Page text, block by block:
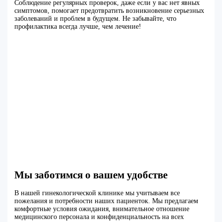
Соблюдение регулярных проверок, даже если у вас нет явных
симптомов, помогает предотвратить возникновение серьезных
заболеваний и проблем в будущем. Не забывайте, что
профилактика всегда лучше, чем лечение!
Мы заботимся о вашем удобстве
В нашей гинекологической клинике мы учитываем все
пожелания и потребности наших пациенток. Мы предлагаем
комфортные условия ожидания, внимательное отношение
медицинского персонала и конфиденциальность на всех